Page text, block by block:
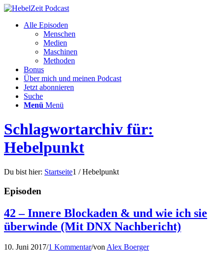
Alle Episoden
Menschen
Medien
Maschinen
Methoden
Bonus
Über mich und meinen Podcast
Jetzt abonnieren
Suche
Menü Menü
Schlagwortarchiv für:
Hebelpunkt
Du bist hier: Startseite1 / Hebelpunkt
Episoden
42 – Innere Blockaden & und wie ich sie
überwinde (Mit DNX Nachbericht)
10. Juni 2017/1 Kommentar/vonAlex Boerger